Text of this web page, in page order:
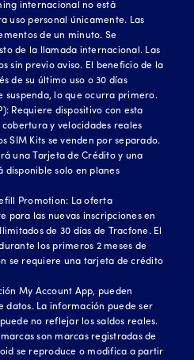
internacional no está
uso personal únicamente. Las
de un minuto. Se
de la llamada internacional. Las
sin previo aviso. El beneficio de la
de su último uso o 30 días
suspenda, lo que ocurra primero.
Requiere dispositivo con esta
y velocidades reales
SIM Kits se venden por separado.
una Tarjeta de Crédito y una
disponible solo en planes
Promotion: La oferta
para las nuevas inscripciones en
de 30 días de Tracfone. El
los primeros 2 meses de
se requiere una tarjeta de crédito
My Account App, pueden
datos. La información puede ser
no reflejar los saldos reales.
son marcas registradas de
se reproduce o modifica a partir